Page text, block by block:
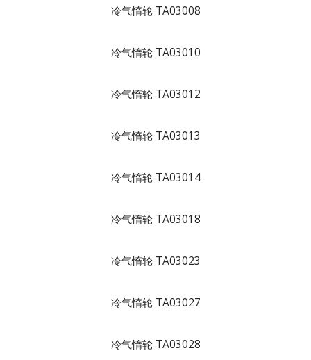
冷气惰轮 TA03008
冷气惰轮 TA03010
冷气惰轮 TA03012
冷气惰轮 TA03013
冷气惰轮 TA03014
冷气惰轮 TA03018
冷气惰轮 TA03023
冷气惰轮 TA03027
冷气惰轮 TA03028